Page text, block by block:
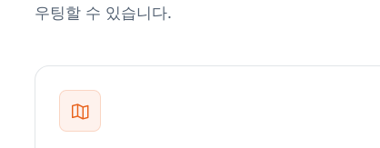
우팅할 수 있습니다.